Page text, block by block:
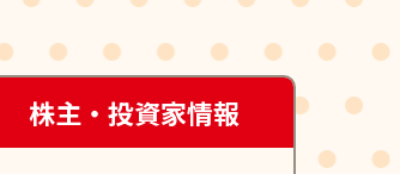
株主・投資家情報